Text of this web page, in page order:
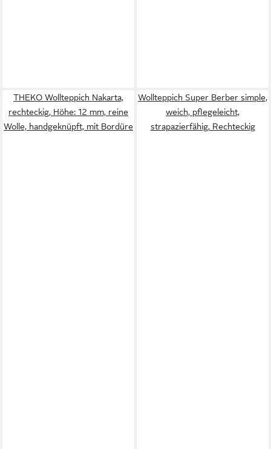
THEKO Wollteppich Nakarta,
rechteckig, Höhe: 12 mm, reine
Wolle, handgeknüpft, mit Bordüre
Wollteppich Super Berber simple,
weich, pflegeleicht,
strapazierfähig, Rechteckig